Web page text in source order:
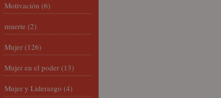
Motivación (6)
muerte (2)
Mujer (126)
Mujer en el poder (13)
Mujer y Liderazgo (4)